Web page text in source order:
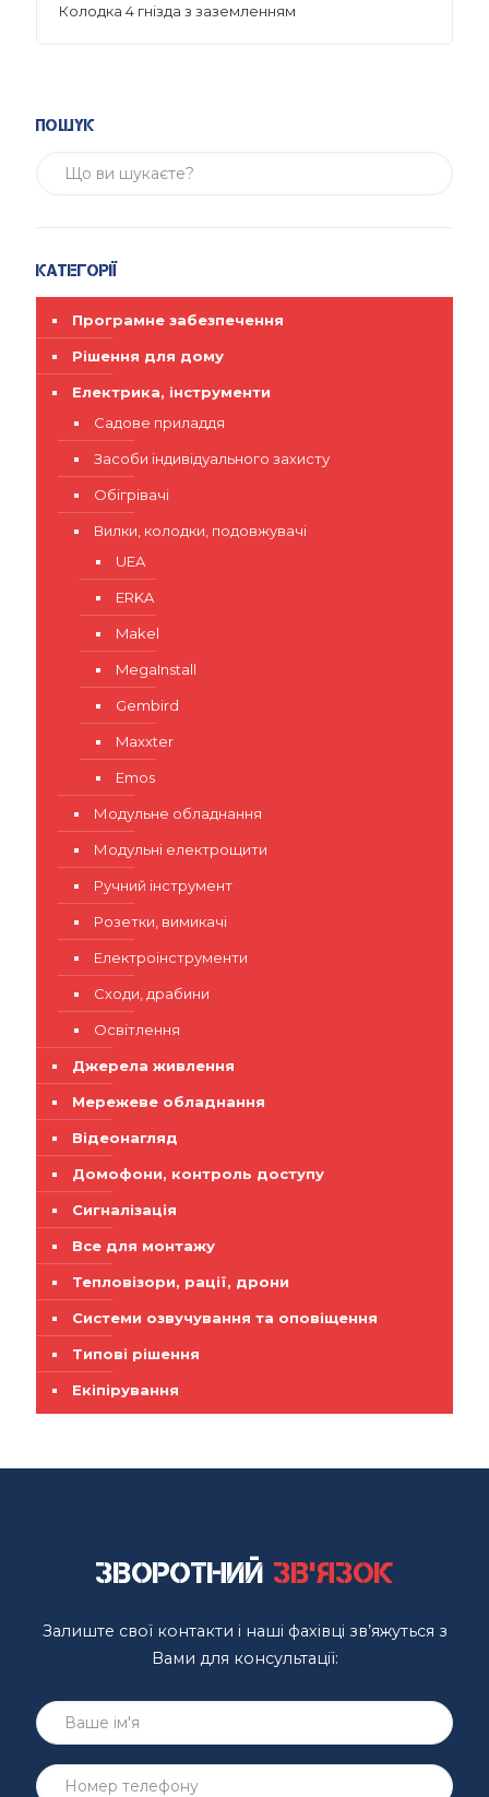
Колодка 4 гнізда з заземленням
Пошук
Категорії
Програмне забезпечення
Рішення для дому
Електрика, інструменти
Садове приладдя
Засоби індивідуального захисту
Обігрівачі
Вилки, колодки, подовжувачі
UEA
ERKA
Makel
MegaInstall
Gembird
Maxxter
Emos
Модульне обладнання
Модульні електрощити
Ручний інструмент
Розетки, вимикачі
Електроінструменти
Сходи, драбини
Освітлення
Джерела живлення
Мережеве обладнання
Відеонагляд
Домофони, контроль доступу
Сигналізація
Все для монтажу
Тепловізори, рації, дрони
Системи озвучування та оповіщення
Типові рішення
Екіпірування
Зворотний зв'язок
Залиште свої контакти і наші фахівці зв’яжуться з
Вами для консультації: